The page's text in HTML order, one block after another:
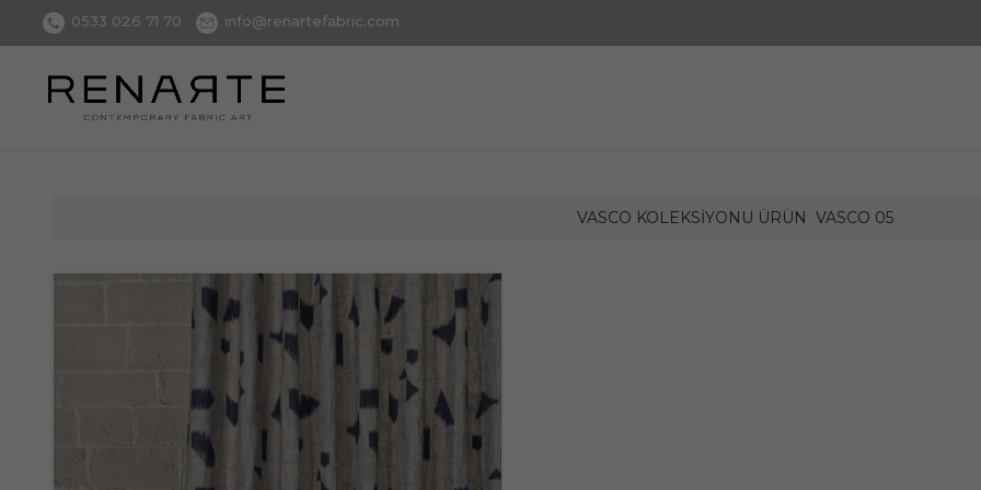
0533 026 71 70 info@renartefabric.com
VASCO KOLEKSIYONU ÜRÜN VASCO 05